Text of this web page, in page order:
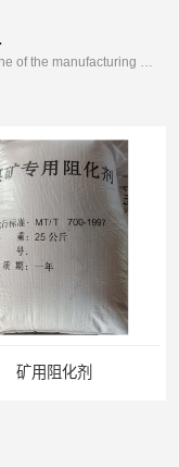
Development, design, production and sales in one of the manufacturing enterprises